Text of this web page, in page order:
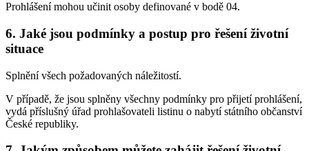
Prohlášení mohou učinit osoby definované v bodě 04.
6. Jaké jsou podmínky a postup pro řešení životní
situace
Splnění všech požadovaných náležitostí.
V případě, že jsou splněny všechny podmínky pro přijetí prohlášení,
vydá příslušný úřad prohlašovateli listinu o nabytí státního občanství
České republiky.